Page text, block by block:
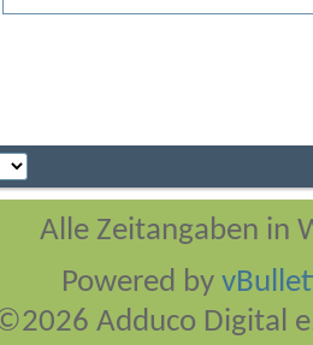
Alle Zeitangaben in
Powered by
Adduco Digital